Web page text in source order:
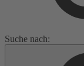
Suche nach: